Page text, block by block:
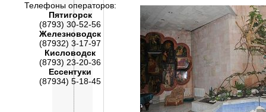
Телефоны операторов:
Пятигорск
(8793) 30-52-56
Железноводск
(87932) 3-17-97
Кисловодск
(8793) 23-20-36
Ессентуки
(87934) 5-18-45